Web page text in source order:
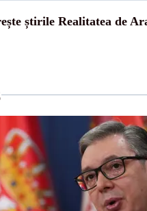
știrile Realitatea de